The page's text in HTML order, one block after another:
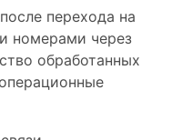
перехода на
номерами через
обработанных